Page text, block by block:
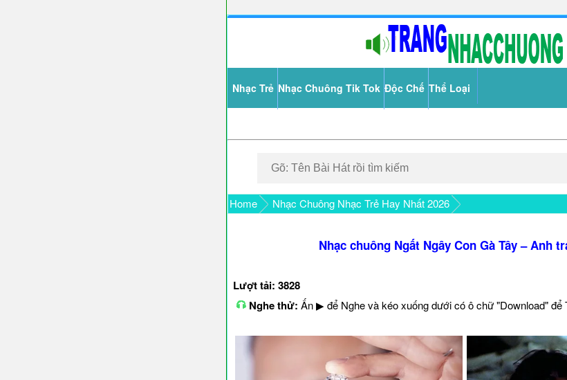
Nhạc Trẻ Nhạc Chuông Tik Tok Độc Chế Thể Loại
Home Nhạc Chuông Nhạc Trẻ Hay Nhất 2026
Nhạc chuông Ngất Ngây Con Gà Tây – Anh
Lượt tải: 3828
Nghe thử: Ấn ▶ để Nghe và kéo xuống dưới có ô chữ "Download" để